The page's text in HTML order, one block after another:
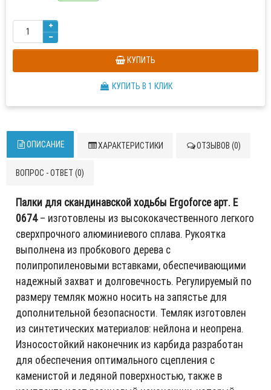
КУПИТЬ
КУПИТЬ В 1 КЛИК
ОПИСАНИЕ ХАРАКТЕРИСТИКИ ОТЗЫВОВ (0)
ВОПРОС - ОТВЕТ (0)
Палки для скандинавской ходьбы Ergoforce арт. Е
0674– изготовлены из высококачественного легкого
сверхпрочного алюминиевого сплава. Рукоятка
выполнена из пробкового дерева с
полипропиленовыми вставками, обеспечивающими
надежный захват и долговечность. Регулируемый по
размеру темляк можно носить на запястье для
дополнительной безопасности. Темляк изготовлен
из синтетических материалов: нейлона и неопрена.
Износостойкий наконечник из карбида разработан
для обеспечения оптимального сцепления с
каменистой и ледяной поверхностью, также в